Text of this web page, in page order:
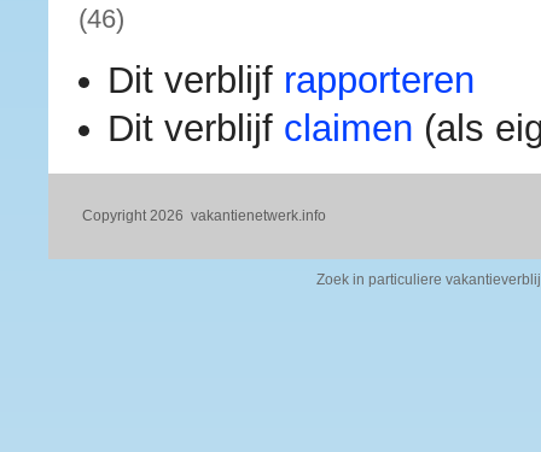
(46)
Dit verblijf rapporteren
Dit verblijf claimen (als
Copyright 2026 vakantienetwerk.info
Zoek in particuliere